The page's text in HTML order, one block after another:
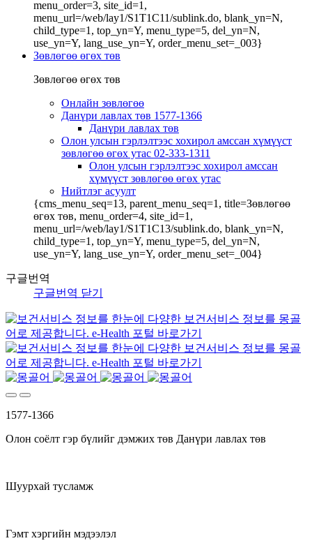
menu_order=3, site_id=1,
menu_url=/web/lay1/S1T1C11/sublink.do, blank_yn=N,
child_type=1, top_yn=Y, menu_type=5, del_yn=N,
use_yn=Y, lang_use_yn=Y, order_menu_set=_003}
Зөвлөгөө өгөх төв
Зөвлөгөө өгөх төв
Онлайн зөвлөгөө
Данүри лавлах төв 1577-1366
Данүри лавлах төв
Олон улсын гэрлэлтээс хохирол амссан хүмүүст
зөвлөгөө өгөх утас 02-333-1311
Олон улсын гэрлэлтээс хохирол амссан
хүмүүст зөвлөгөө өгөх утас
Нийтлэг асуулт
{cms_menu_seq=13, parent_menu_seq=1, title=Зөвлөгөө
өгөх төв, menu_order=4, site_id=1,
menu_url=/web/lay1/S1T1C13/sublink.do, blank_yn=N,
child_type=1, top_yn=Y, menu_type=5, del_yn=N,
use_yn=Y, lang_use_yn=Y, order_menu_set=_004}
구글번역
구글번역 닫기
1577-1366
Олон соёлт гэр бүлийг дэмжих төв Данүри лавлах төв
Шуурхай тусламж
Гэмт хэргийн мэдээлэл